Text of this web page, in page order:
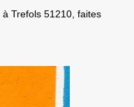
Trefols 51210, faites